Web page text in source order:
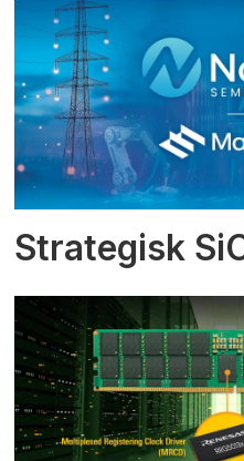
Strategisk